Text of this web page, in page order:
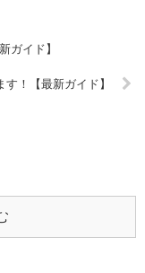
ガイド】
！【最新ガイド】